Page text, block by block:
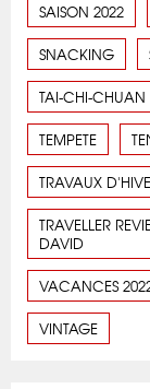
SAISON 2022
SNACKING
TAI-CHI-CHUAN
TEMPETE
TRAVAUX
TRAVELLER
DAVID
VACANCES
VINTAGE